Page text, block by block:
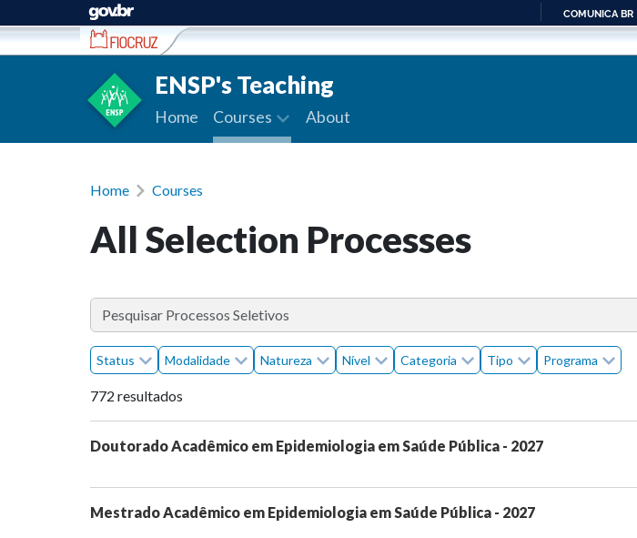
Ir para conteúdo
PARA
COMUNICA BR
ENSP's Teaching
Home Courses About
Home Courses
All Selection Processes
Status Modalidade Natureza Nível Categoria Tipo Programa
772 resultados
Doutorado Acadêmico em Epidemiologia em Saúde Pública - 2027
Mestrado Acadêmico em Epidemiologia em Saúde Pública - 2027